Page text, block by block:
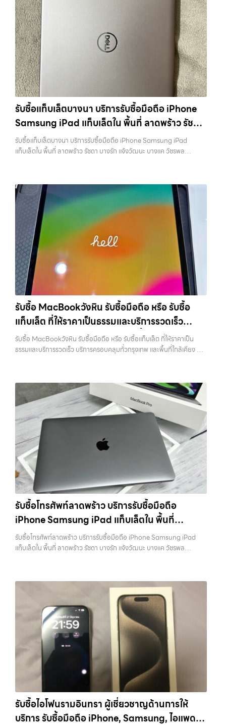
รับซื้อแท็บเล็ตบางนา บริการรับซื้อมือถือ iPhone
Samsung iPad แท็บเล็ตใน พื้นที่ ลาดพร้าว รัชดา
บางรัก แจ้งวัฒนะ บางแค วัชรพล รามอินทรา
พร้อมจ่ายเงินทันที
รับซื้อแท็บเล็ตบางนา บริการรับซื้อมือถือ iPhone Samsung iPad
แท็บเล็ตใน พื้นที่ ลาดพร้าว รัชดา บางรัก แจ้งวัฒนะ บางแค วัชรพล
ดา บางรัก แจ้งวัฒนะ บางแค วัชรพล รามอินทรา รับซื้อแท็บเล็ตบางนา —
บริการรับซื้อมือถือ iPhone Samsung iPad แท็บเล็ตใน พื้นที่ ลาดพร้าว
รัชดา บางรัก แจ้งวัฒนะ บางแค วัชรพล รามอินทรา พร้อมจ่ายเงินทันที รับ
ซื้อแท็บเล็ตบางนา บริการรับซื้อมือถือ iPhone Samsung iPad แท็บเล็ต
ใน พื้นที่ ลาดพร้าว รัชดา บางรัก แจ้งวัฒนะ บางแค วัชรพล รามอินทรา
พร้อมจ่ายเงินทันที… รับซื้อแท็บเล็ตบางนา รับซื้อ iPad และแท็บเล็ตทุก
แบรนด์ ทุกสภาพ — ขอขายง่าย ได้เงินเร็ว ประสบการณ์เหนือระดับกับ
การ รับซื้อไอโฟน, รับซื้อไอแพด, รับซื้อมือถือ ยินดีต้อนรับสู่ “รับซื้อขายมือ
ถือ.com” เว็บไซต์ที่คุณไว้วางใจได้ สำหรับบริการ รับซื้อ มือถือ iPhone,
Samsung, iPad, แท็บเล็ต ทุกยี่ห้อ ให้ราคาสูง พร้อมจ่ายเงินทันที
ครอบคลุมพื้นที่ ลาดพร้าว, รัชดา, บางรัก, แจ้งวัฒนะ, บางแค, วัชรพล,
รามอินทรา และเขตกรุงเทพฯ ใกล้ “ใกล้ ฉัน” ที่สุด ในยุคที่สมาร์ทโฟน
แท็บเล็ต และอุปกรณ์ไอทีใหม่ๆ เปลี่ยนรุ่นกันแทบทุกช่วงเวลา อุปกรณ์ที่คุณ
ใช้แล้วอาจกลายเป็นของที่ไม่ได้ใช้งานอยู่เฉยๆ เว็บไซต์ของเราจึงเกิดขึ้นเพื่อ
เป็นทางเลือกให้คุณสามารถเปลี่ยนอุปกรณ์ที่ไม่ใช้แล้วให้กลายเป็นเงินสดได้
ทันที ด้วยบริการ รับซื้อไอโฟน, รับซื้อไอแพด, รับซื้อมือถือ, รับซื้อโทรศัพท์,
รับซื้อโน๊ตบุ๊ค, รับซื้อแท็บเล็ต, รับซื้อสินค้าไอทีกรุงเทพมหานคร อย่างครบ
ถือ.com” เราเข้าใจดีว่าอุปกรณ์แต่ละชิ้นไม่ใช่แค่เครื่องใช้ไฟฟ้า แต่เป็น
ทรัพย์สินที่มีมูลค่า คุณอาจต้องการเปลี่ยนรุ่น หรือต้องการเงินด่วน เราจึง
มอบบริการประเมินสภาพเครื่อง ฟรี ปราบปรามความยุ่งยากทั้งหลาย โดย
เน้น โปร่งใส มั่นใจได้ และจ่ายเงินทันทีเมื่อตกลงซื้อขายสำเร็จ บริการของเรา
ครอบคลุมทั้ง iPhone สายใหม่-เก่า, Samsung ทุกรุ่น, iPad และแท็บเล็ต
ทุกแบรนด์ เรารับถึงแม้จะอยู่ในสภาพใช้งานแล้ว ตกแต่งแล้ว หรือมีรอยบ้าง
เพราะมูลค่าของเครื่องไม่ได้ขึ้นอยู่แค่ยี่ห้อ แต่ขึ้นอยู่กับสภาพจริง ความครบ
ชุด และความสะดวกในการขายของคุณ เราจึงตั้งใจให้บริการในเขต
ลาดพร้าว, รัชดา, บางรัก, แจ้งวัฒนะ, บางแค, วัชรพล, รามอินทรา, บางนา,
บางพลี, เกษตรนวมินทร์, เสนานิคม, วังหิน อย่างเต็มที่ ไม่ว่าคุณจะค้นหาคำ
ว่า “รับซื้อมือถือใกล้ฉัน”, “รับซื้อโทรศัพท์มือสองกรุงเทพ”, “ขาย iPad ได้
ราคา”, “รับซื้อแท็บเล็ต กรุงเทพถึงที่”, หรือ “รับซื้อ Samsung มือสอง
ราคาสูง” — ที่นี่คือคำตอบ เพราะบริการของเรามุ่งตรงให้คุณได้รับราคาและ
ความสะดวกสบายที่เหนือกว่า เลือกเราแล้วคุณจะได้บริการที่คุณไว้วางใจ
พร้อมทีมงานที่พร้อมอำนวยความสะดวก นัดรับถึงที่ ตรวจสภาพอย่างมือ
อาชีพ และจ่ายเงินทันที ทั้งหมดนี้เพื่อให้การขายอุปกรณ์ของคุณเป็นเรื่อง
บางรัก, แจ้งวัฒนะ, บางแค, วัชรพล,…
รับซื้อ MacBookวังหิน รับซื้อมือถือ หรือ รับซื้อ
แท็บเล็ต ที่ให้ราคาเป็นธรรมและบริการรวดเร็ว
บริการครอบคลุมทั่วกรุงเทพ และพื้นที่ใกล้เคียง
รับซื้อ MacBookวังหิน รับซื้อมือถือ หรือ รับซื้อแท็บเล็ต ที่ให้ราคาเป็น
ธรรมและบริการรวดเร็ว บริการครอบคลุมทั่วกรุงเทพ และพื้นที่ใกล้เคียง —
วัชรพล รามอินทรา รับซื้อ MacBookวังหิน — รับซื้อมือถือ หรือ รับซื้อ
แท็บเล็ต ที่ให้ราคาเป็นธรรมและบริการรวดเร็ว บริการครอบคลุมทั่วกรุงเทพ
และพื้นที่ใกล้เคียง รับซื้อ MacBookวังหิน รับซื้อมือถือ หรือ รับซื้อแท็บเล็ต
ที่ให้ราคาเป็นธรรมและบริการรวดเร็ว บริการครอบคลุมทั่วกรุงเทพ และพื้นที่
ใกล้เคียง รับซื้อ iPad… รับซื้อ MacBookวังหิน รับซื้อ iPad และแท็บเล็ต
ทุกแบรนด์ ทุกสภาพ — ขอขายง่าย ได้เงินเร็ว ประสบการณ์เหนือระดับกับ
การ รับซื้อไอโฟน, รับซื้อไอแพด, รับซื้อมือถือ ยินดีต้อนรับสู่ “รับซื้อขายมือ
ถือ.com” เว็บไซต์ที่คุณไว้วางใจได้ สำหรับบริการ รับซื้อ มือถือ iPhone,
Samsung, iPad, แท็บเล็ต ทุกยี่ห้อ ให้ราคาสูง พร้อมจ่ายเงินทันที
ครอบคลุมพื้นที่ ลาดพร้าว, รัชดา, บางรัก, แจ้งวัฒนะ, บางแค, วัชรพล,
รามอินทรา และเขตกรุงเทพฯ ใกล้ “ใกล้ ฉัน” ที่สุด ในยุคที่สมาร์ทโฟน
แท็บเล็ต และอุปกรณ์ไอทีใหม่ๆ เปลี่ยนรุ่นกันแทบทุกช่วงเวลา อุปกรณ์ที่คุณ
ใช้แล้วอาจกลายเป็นของที่ไม่ได้ใช้งานอยู่เฉยๆ เว็บไซต์ของเราจึงเกิดขึ้นเพื่อ
เป็นทางเลือกให้คุณสามารถเปลี่ยนอุปกรณ์ที่ไม่ใช้แล้วให้กลายเป็นเงินสดได้
รับซื้อโน๊ตบุ๊ค, รับซื้อแท็บเล็ต, รับซื้อสินค้าไอทีกรุงเทพมหานคร อย่างครบ
วงจร ไม่ว่าคุณจะอยู่โซนเมืองหรือเขตชานเมือง เรามีทีมงานพร้อมให้บริการ
ทรัพย์สินที่มีมูลค่า คุณอาจต้องการเปลี่ยนรุ่น หรือต้องการเงินด่วน เราจึง
มอบบริการประเมินสภาพเครื่อง ฟรี ปราบปรามความยุ่งยากทั้งหลาย โดย
เน้น โปร่งใส มั่นใจได้ และจ่ายเงินทันทีเมื่อตกลงซื้อขายสำเร็จ บริการของเรา
ครอบคลุมทั้ง iPhone สายใหม่-เก่า, Samsung ทุกรุ่น, iPad และแท็บเล็ต
ทุกแบรนด์ เรารับถึงแม้จะอยู่ในสภาพใช้งานแล้ว ตกแต่งแล้ว หรือมีรอยบ้าง
เพราะมูลค่าของเครื่องไม่ได้ขึ้นอยู่แค่ยี่ห้อ แต่ขึ้นอยู่กับสภาพจริง ความครบ
ชุด และความสะดวกในการขายของคุณ เราจึงตั้งใจให้บริการในเขต
ลาดพร้าว, รัชดา, บางรัก, แจ้งวัฒนะ, บางแค, วัชรพล, รามอินทรา, บางนา,
บางพลี, เกษตรนวมินทร์, เสนานิคม, วังหิน อย่างเต็มที่ ไม่ว่าคุณจะค้นหาคำ
ว่า “รับซื้อมือถือใกล้ฉัน”, “รับซื้อโทรศัพท์มือสองกรุงเทพ”, “ขาย iPad ได้
ราคา”, “รับซื้อแท็บเล็ต กรุงเทพถึงที่”, หรือ “รับซื้อ Samsung มือสอง
ราคาสูง” — ที่นี่คือคำตอบ เพราะบริการของเรามุ่งตรงให้คุณได้รับราคาและ
ความสะดวกสบายที่เหนือกว่า เลือกเราแล้วคุณจะได้บริการที่คุณไว้วางใจ
พร้อมทีมงานที่พร้อมอำนวยความสะดวก นัดรับถึงที่ ตรวจสภาพอย่างมือ
รับซื้อโทรศัพท์ลาดพร้าว บริการรับซื้อมือถือ
iPhone Samsung iPad แท็บเล็ตใน พื้นที่
ลาดพร้าว รัชดา บางรัก แจ้งวัฒนะ บางแค วัชรพล
รามอินทรา พร้อมจ่ายเงินทันที
รับซื้อโทรศัพท์ลาดพร้าว บริการรับซื้อมือถือ iPhone Samsung iPad
แท็บเล็ตใน พื้นที่ ลาดพร้าว รัชดา บางรัก แจ้งวัฒนะ บางแค วัชรพล
ดา บางรัก แจ้งวัฒนะ บางแค วัชรพล รามอินทรา รับซื้อโทรศัพท์ลาดพร้าว
— บริการรับซื้อมือถือ iPhone Samsung iPad แท็บเล็ตใน พื้นที่
ลาดพร้าว รัชดา บางรัก แจ้งวัฒนะ บางแค วัชรพล รามอินทรา พร้อมจ่าย
เงินทันที รับซื้อโทรศัพท์ลาดพร้าว บริการรับซื้อมือถือ iPhone Samsung
iPad แท็บเล็ตใน พื้นที่ ลาดพร้าว รัชดา บางรัก แจ้งวัฒนะ บางแค วัชรพล
รามอินทรา… รับซื้อโทรศัพท์ลาดพร้าว บริการถึงพื้นที่ เขตลาดพร้าว, รัชดา,
บางรัก, แจ้งวัฒนะ, บางแค, วัชรพล, รามอินทรา — นัดรับสะดวกทุกเขต
ประสบการณ์เหนือระดับกับการ รับซื้อไอโฟน, รับซื้อไอแพด, รับซื้อมือถือ
ยินดีต้อนรับสู่ “รับซื้อขายมือถือ.com” เว็บไซต์ที่คุณไว้วางใจได้ สำหรับ
บริการ รับซื้อ มือถือ iPhone, Samsung, iPad, แท็บเล็ต ทุกยี่ห้อ ให้ราคา
สูง พร้อมจ่ายเงินทันที ครอบคลุมพื้นที่ ลาดพร้าว, รัชดา, บางรัก,
แจ้งวัฒนะ, บางแค, วัชรพล, รามอินทรา และเขตกรุงเทพฯ ใกล้ “ใกล้ ฉัน”
ที่สุด ในยุคที่สมาร์ทโฟน แท็บเล็ต และอุปกรณ์ไอทีใหม่ๆ เปลี่ยนรุ่นกันแทบ
ทุกช่วงเวลา อุปกรณ์ที่คุณใช้แล้วอาจกลายเป็นของที่ไม่ได้ใช้งานอยู่เฉยๆ
รับซื้อไอโฟนรามอินทรา ผู้เชี่ยวชาญด้านการให้
บริการ รับซื้อมือถือ iPhone, Samsung, ไอแพด